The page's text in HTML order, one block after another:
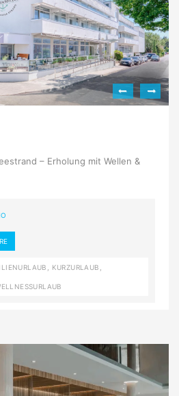
– Erholung mit Wellen &
KURZURLAUB